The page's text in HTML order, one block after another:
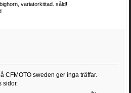
variatorkittad. såld!
CFMOTO sweden ger inga träffar.
sidor.